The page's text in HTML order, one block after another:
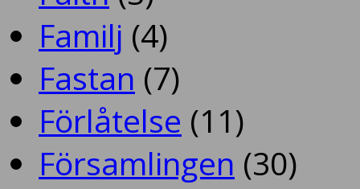
Familj (4)
Fastan (7)
Förlåtelse (11)
Församlingen (30)